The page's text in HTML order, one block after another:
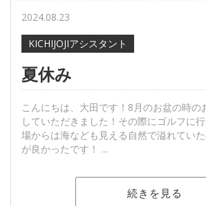
2024.08.23
KICHIJOJIアシスタント
夏休み
こんにちは、大田です！8月のお盆の時の
していただきました！その際にゴルフに
場からは海なども見える自然で溢れてい
が良かったです！ ...
続きを見る